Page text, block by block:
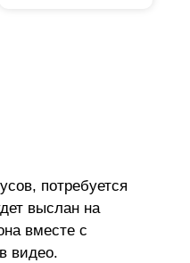
потребуется
выслан на
вместе с
видео.